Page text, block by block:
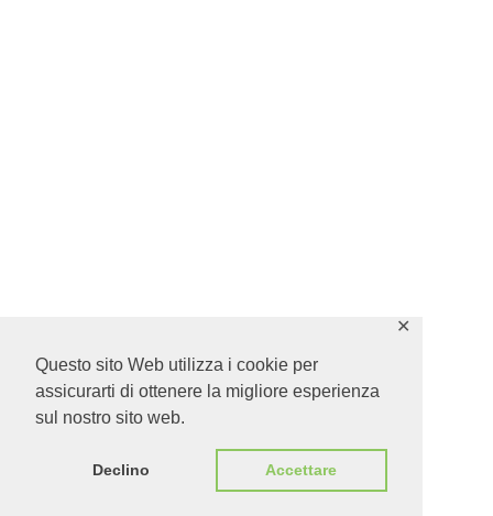
Questo sito Web utilizza i cookie per
assicurarti di ottenere la migliore esperienza
sul nostro sito web.
Declino Accettare
✕